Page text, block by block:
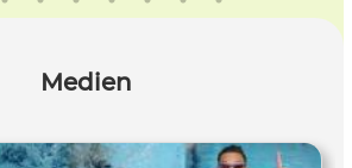
Medien